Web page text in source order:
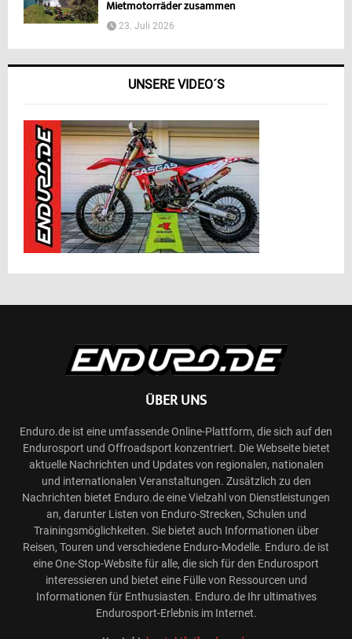
Mietmotorräder zusammen
23. Juli 2026
UNSERE VIDEO´S
ÜBER UNS
Enduro.de ist eine umfassende Online-Plattform, die sich auf den
Endurosport und Offroadsport konzentriert. Die Webseite bietet
aktuelle Nachrichten und Updates von regionalen, nationalen
und internationalen Veranstaltungen. Zusätzlich zu den
Nachrichten bietet Enduro.de eine Vielzahl von Dienstleistungen
an, darunter Listen von Enduro-Strecken, Schulen und
Trainingsmöglichkeiten. Sie bietet auch Informationen über
Reisen, Touren und verschiedene Enduro-Modelle. Enduro.de ist
eine One-Stop-Website für alle, die sich für den Endurosport
interessieren und bietet eine Fülle von Ressourcen und
Informationen für Enthusiasten. Enduro.de Ihr ultimatives
Endurosport-Erlebnis im Internet.